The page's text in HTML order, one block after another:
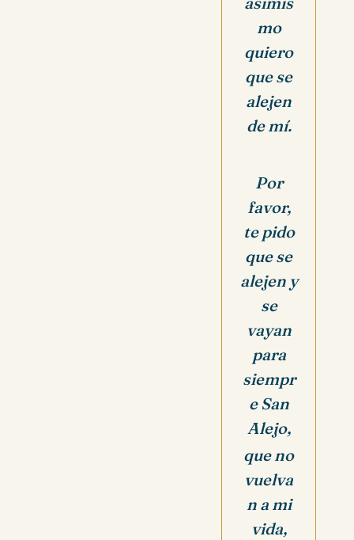
mo
quiero
que se
alejen
de mí.
Por
favor,
te pido
quese
alejen y
se
vayan
para
siempr
e San
Alejo,
que no
vuelva
n a mi
vida,